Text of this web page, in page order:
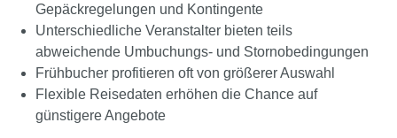
Gepäckregelungen und Kontingente
Unterschiedliche Veranstalter bieten teils
abweichende Umbuchungs- und Stornobedingungen
Frühbucher profitieren oft von größerer Auswahl
Flexible Reisedaten erhöhen die Chance auf
günstigere Angebote